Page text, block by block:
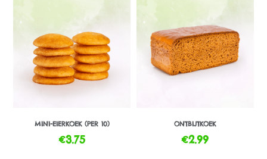
MINI-EIERKOEK (PER 10)
€3.75
ONTBIJTKOEK
€2.99